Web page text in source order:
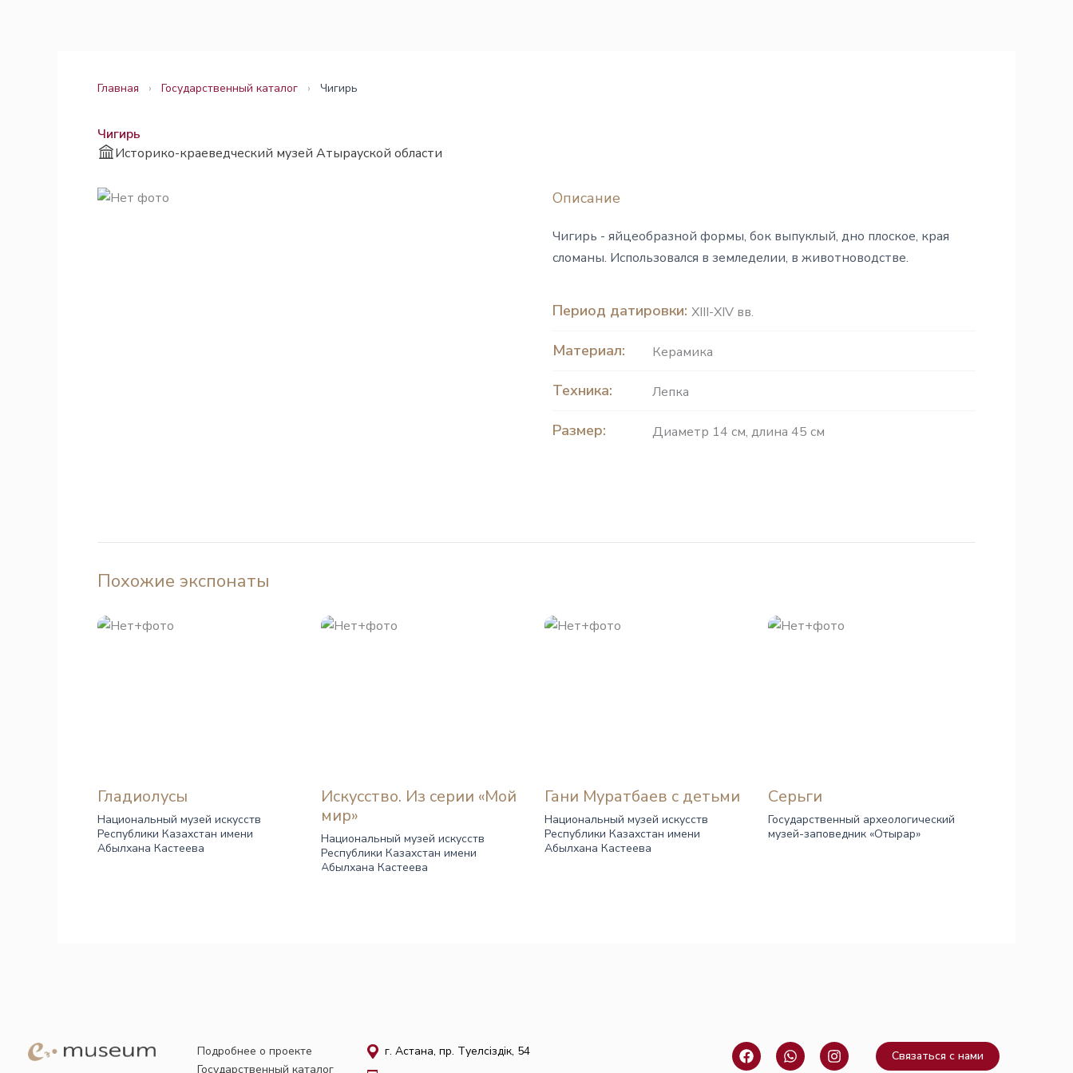
Главная › Государственный каталог › Чигирь
Чигирь
Историко-краеведческий музей Атырауской области
Описание
Чигирь - яйцеобразной формы, бок выпуклый, дно плоское, края
сломаны. Использовался в земледелии, в животноводстве.
Период датировки: XIІІ-XІV вв.
Материал: Керамика
Техника: Лепка
Размер: Диаметр 14 см, длина 45 см
Похожие экспонаты
Гладиолусы
Национальный музей искусств
Республики Казахстан имени
Абылхана Кастеева
Искусство. Из серии «Мой
мир»
Национальный музей искусств
Республики Казахстан имени
Абылхана Кастеева
Гани Муратбаев с детьми
Национальный музей искусств
Республики Казахстан имени
Абылхана Кастеева
Серьги
Государственный археологический
музей-заповедник «Отырар»
Подробнее о проекте
Государственный каталог
г. Астана, пр. Тәуелсіздік, 54
F
a
W
h
I
n Связаться с нами